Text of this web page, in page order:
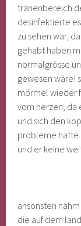
tränenbereich
desinfektierte
zu sehen war,
gehabt haben
normalgrösse
gewesen wäre!
mörmel wieder
vom herzen, da
und sich den
probleme hatte.
und er keine
ansonsten
die auf dem